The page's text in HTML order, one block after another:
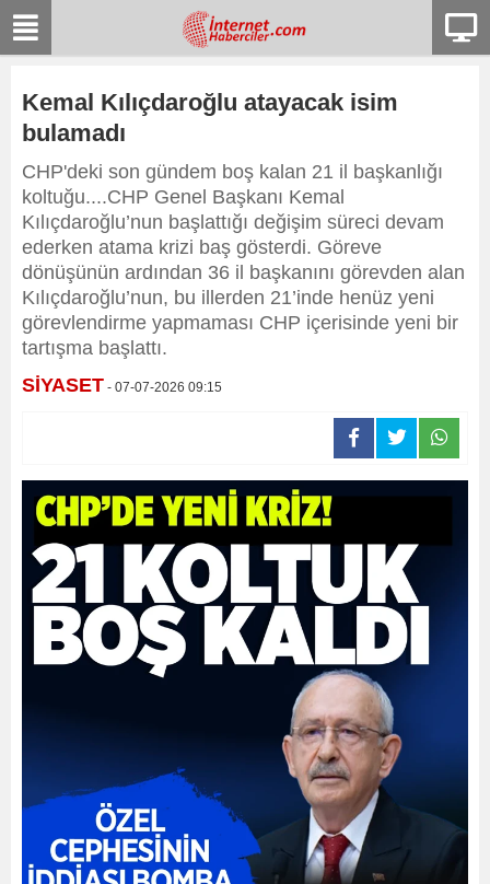
Kemal Kılıçdaroğlu atayacak isim
bulamadı
CHP'deki son gündem boş kalan 21 il başkanlığı
koltuğu....CHP Genel Başkanı Kemal
Kılıçdaroğlu’nun başlattığı değişim süreci devam
ederken atama krizi baş gösterdi. Göreve
dönüşünün ardından 36 il başkanını görevden alan
Kılıçdaroğlu’nun, bu illerden 21’inde henüz yeni
görevlendirme yapmaması CHP içerisinde yeni bir
tartışma başlattı.
SİYASET - 07-07-2026 09:15